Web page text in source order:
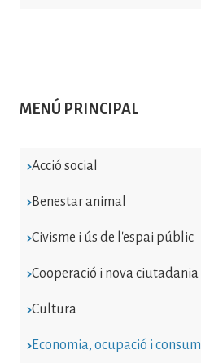
MENÚ PRINCIPAL
Acció social
Benestar animal
Civisme i ús de l'espai públic
Cooperació i nova ciutadania
Cultura
Economia, ocupació i consum